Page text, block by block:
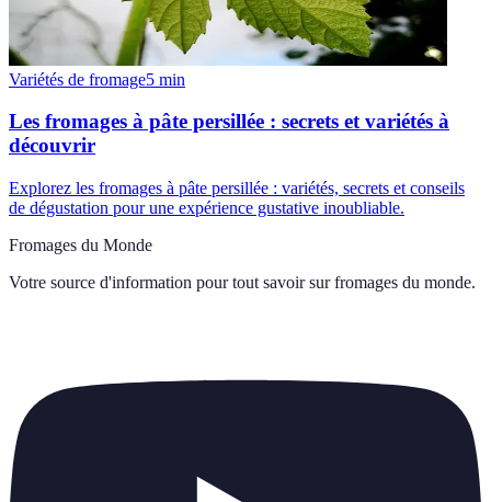
Variétés de fromage5 min
Les fromages à pâte persillée : secrets et variétés à
découvrir
Explorez les fromages à pâte persillée : variétés, secrets et conseils
de dégustation pour une expérience gustative inoubliable.
Fromages du Monde
Votre source d'information pour tout savoir sur fromages du monde.